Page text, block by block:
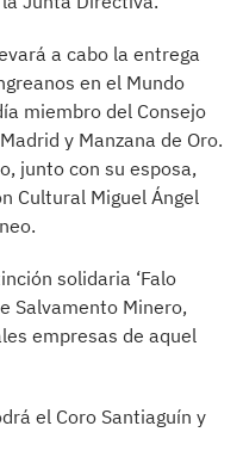
a cabo la entrega
en el Mundo
miembro del Consejo
y Manzana de Oro.
junto con su esposa,
Cultural Miguel Ángel
solidaria ‘Falo
Salvamento Minero,
empresas de aquel
el Coro Santiaguín y